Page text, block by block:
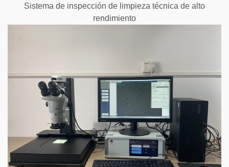
Sistema de inspección de limpieza técnica de alto
rendimiento